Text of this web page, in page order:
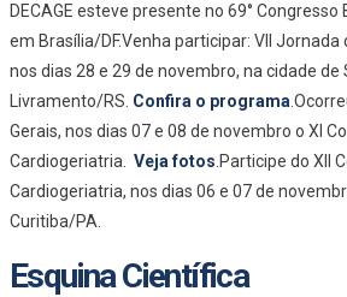
DECAGE esteve presente no 69°
em Brasília/DF.Venha participar: VII Jornada
nos dias 28 e 29 de novembro, na cidade de
Livramento/RS. Confira o programa
Gerais, nos dias 07 e 08 de novembro o XI
Cardiogeriatria. Veja fotos .Participe do XII
Cardiogeriatria, nos dias 06 e 07 de
Curitiba/PA.
Esquina Científica